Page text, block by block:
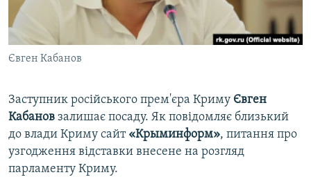
ВІДЕОУРОКИ «ELIFBE»
СВІДЧЕННЯ ОКУПАЦІЇ
УКРАЇНСЬКА ПРОБЛЕМА КРИМУ
Русский
Qırımtatar
Усі сайти RFE/RL
Євген Кабанов
Заступник російського прем'єра Криму Євген
Кабанов залишає посаду. Як повідомляє близький
до влади Криму сайт«Крыминформ», питання про
узгодження відставки внесене на розгляд
парламенту Криму.